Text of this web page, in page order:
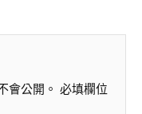
會公開。 必填欄位